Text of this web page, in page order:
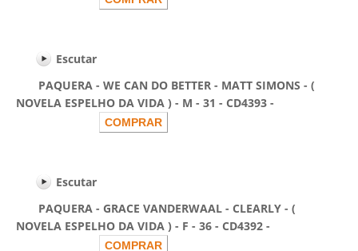
Escutar
PAQUERA - WE CAN DO BETTER - MATT SIMONS - (
NOVELA ESPELHO DA VIDA ) - M - 31 - CD4393 -
Escutar
PAQUERA - GRACE VANDERWAAL - CLEARLY - (
NOVELA ESPELHO DA VIDA ) - F - 36 - CD4392 -